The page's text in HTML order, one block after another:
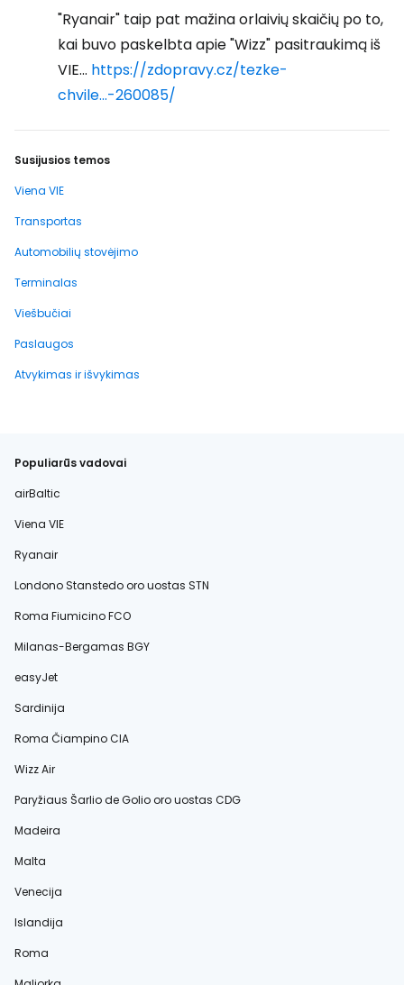
"Ryanair" taip pat mažina orlaivių skaičių po to,
kai buvo paskelbta apie "Wizz" pasitraukimą iš
VIE... https://zdopravy.cz/tezke-
chvile...-260085/
Susijusios temos
Viena VIE
Transportas
Automobilių stovėjimo
Terminalas
Viešbučiai
Paslaugos
Atvykimas ir išvykimas
Populiarūs vadovai
airBaltic
Viena VIE
Ryanair
Londono Stanstedo oro uostas STN
Roma Fiumicino FCO
Milanas-Bergamas BGY
easyJet
Sardinija
Roma Čiampino CIA
Wizz Air
Paryžiaus Šarlio de Golio oro uostas CDG
Madeira
Malta
Venecija
Islandija
Roma